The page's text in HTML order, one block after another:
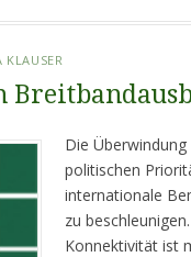
KLAUSER
Die
politischen
internationale
zu
Konnektivität ist